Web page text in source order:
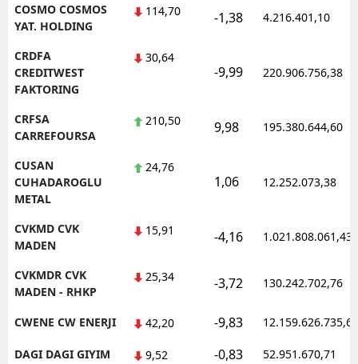
COSMO COSMOS
YAT. HOLDING
114,70 -1,38 4.216.401,10
CRDFA
CREDITWEST
FAKTORING
30,64
-9,99 220.906.756,38
CRFSA
CARREFOURSA
210,50 9,98 195.380.644,60
CUSAN
CUHADAROGLU
METAL
24,76
1,06 12.252.073,38
CVKMD CVK
MADEN
15,91 -4,16 1.021.808.061,43
CVKMDR CVK
MADEN - RHKP
25,34 -3,72 130.242.702,76
CWENE CW ENERJI 42,20 -9,83 12.159.626.735,62
DAGI DAGI GIYIM 9,52 -0,83 52.951.670,71